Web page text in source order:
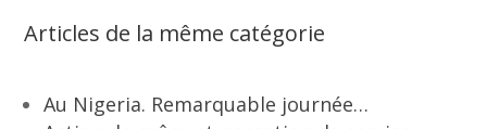
Articles de la même catégorie
Au Nigeria. Remarquable journée…